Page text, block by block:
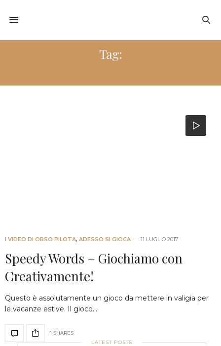
Tag:
I VIDEO DI ORSO PILOTA, ADESSO SI GIOCA 11 LUGLIO 2017
Speedy Words – Giochiamo con
Creativamente!
Questo è assolutamente un gioco da mettere in valigia per
le vacanze estive. Il gioco…
1 SHARES
LATEST POSTS